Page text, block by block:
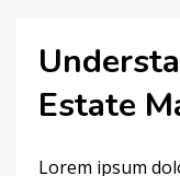
Estate
Lorem ipsum